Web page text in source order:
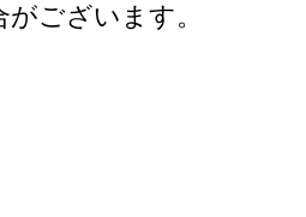
ございます。